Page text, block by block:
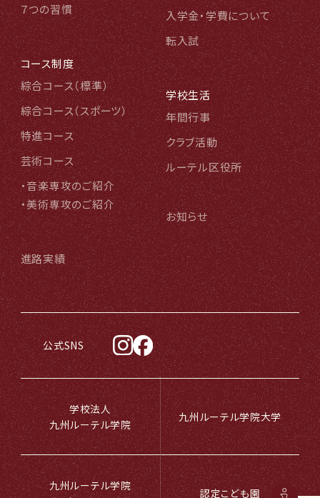
７つの習慣
コース制度
綜合コース（標準）
綜合コース（スポーツ）
特進コース
芸術コース
・音楽専攻のご紹介
・美術専攻のご紹介
進路実績
入学金・学費について
転入試
学校生活
年間行事
クラブ活動
ルーテル区役所
お知らせ
公式SNS
学校法人
九州ルーテル学院
九州ルーテル学院大学
九州ルーテル学院
認定こども園